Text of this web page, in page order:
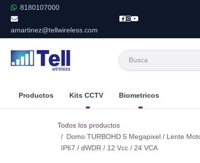
Ir al contenido
8180107000
amartinez@tellwireless.com
Productos Kits CCTV Biometricos
Todos los productos
Domo TURBOHD 5 Megapixel / Lente
IP67 / dWDR / 12 Vcc / 24 VCA